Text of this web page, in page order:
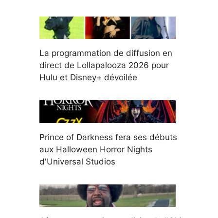
La programmation de diffusion en
direct de Lollapalooza 2026 pour
Hulu et Disney+ dévoilée
Prince of Darkness fera ses débuts
aux Halloween Horror Nights
d'Universal Studios